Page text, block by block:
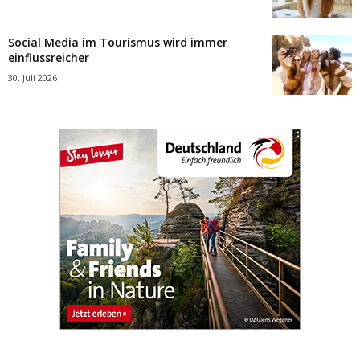
Social Media im Tourismus wird immer
einflussreicher
30. Juli 2026